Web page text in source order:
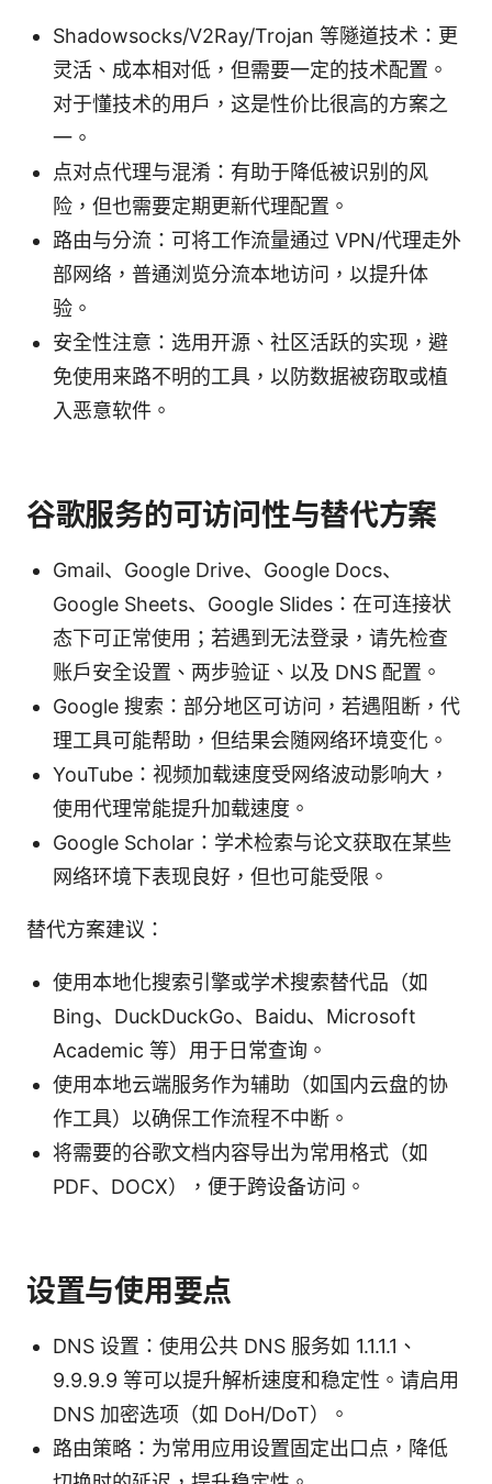
Shadowsocks/V2Ray/Trojan 等隧道技术：更
灵活、成本相对低，但需要一定的技术配置。
对于懂技术的用户，这是性价比很高的方案之
一。
点对点代理与混淆：有助于降低被识别的风
险，但也需要定期更新代理配置。
路由与分流：可将工作流量通过 VPN/代理走外
部网络，普通浏览分流本地访问，以提升体
验。
安全性注意：选用开源、社区活跃的实现，避
免使用来路不明的工具，以防数据被窃取或植
入恶意软件。
谷歌服务的可访问性与替代方案
Gmail、Google Drive、Google Docs、
Google Sheets、Google Slides：在可连接状
态下可正常使用；若遇到无法登录，请先检查
账户安全设置、两步验证、以及 DNS 配置。
Google 搜索：部分地区可访问，若遇阻断，代
理工具可能帮助，但结果会随网络环境变化。
YouTube：视频加载速度受网络波动影响大，
使用代理常能提升加载速度。
Google Scholar：学术检索与论文获取在某些
网络环境下表现良好，但也可能受限。
替代方案建议：
使用本地化搜索引擎或学术搜索替代品（如
Bing、DuckDuckGo、Baidu、Microsoft
Academic 等）用于日常查询。
使用本地云端服务作为辅助（如国内云盘的协
作工具）以确保工作流程不中断。
将需要的谷歌文档内容导出为常用格式（如
PDF、DOCX），便于跨设备访问。
设置与使用要点
DNS 设置：使用公共 DNS 服务如 1.1.1.1、
9.9.9.9 等可以提升解析速度和稳定性。请启用
DNS 加密选项（如 DoH/DoT）。
路由策略：为常用应用设置固定出口点，降低